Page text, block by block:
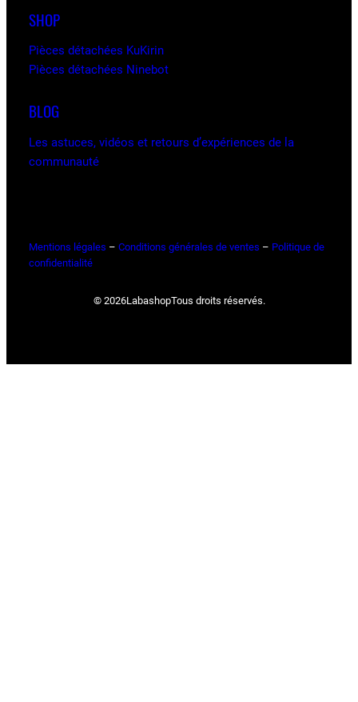
SHOP
Pièces détachées KuKirin
Pièces détachées Ninebot
BLOG
Les astuces, vidéos et retours d’expériences de la
communauté
Mentions légales – Conditions générales de ventes – Politique de
confidentialité
© 2026LabashopTous droits réservés.